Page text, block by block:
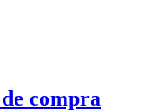
compra